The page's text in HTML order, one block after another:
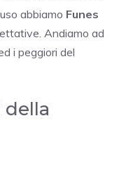
abbiamo Funes
Andiamo ad
i peggiori del
della